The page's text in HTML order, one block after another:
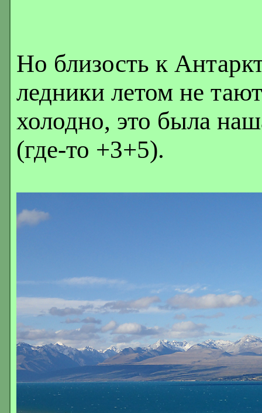
Но близость к
ледники летом не
холодно, это была
(где-то +3+5).